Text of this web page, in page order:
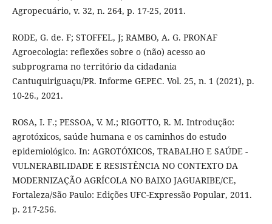
Agropecuário, v. 32, n. 264, p. 17-25, 2011.
RODE, G. de. F; STOFFEL, J; RAMBO, A. G. PRONAF
Agroecologia: reflexões sobre o (não) acesso ao
subprograma no território da cidadania
Cantuquiriguaçu/PR. Informe GEPEC. Vol. 25, n. 1 (2021), p.
10-26., 2021.
ROSA, I. F.; PESSOA, V. M.; RIGOTTO, R. M. Introdução:
agrotóxicos, saúde humana e os caminhos do estudo
epidemiológico. In: AGROTÓXICOS, TRABALHO E SAÚDE -
VULNERABILIDADE E RESISTÊNCIA NO CONTEXTO DA
MODERNIZAÇÃO AGRÍCOLA NO BAIXO JAGUARIBE/CE,
Fortaleza/São Paulo: Edições UFC-Expressão Popular, 2011.
p. 217-256.